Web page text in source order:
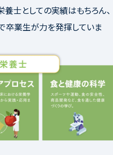
養士としての実績はもちろん、
卒業生が力を発揮していま